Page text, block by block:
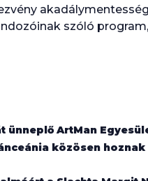
szóló
ünneplő ArtMan
közösen